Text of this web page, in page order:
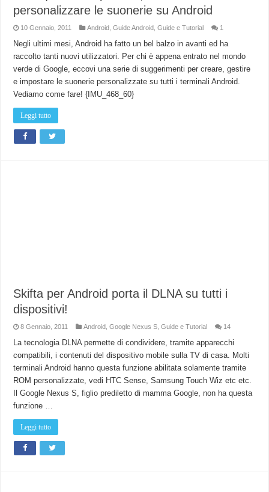
personalizzare le suonerie su Android
10 Gennaio, 2011 Android ,Guide Android ,Guide e Tutorial 1
Negli ultimi mesi, Android ha fatto un bel balzo in avanti ed ha
raccolto tanti nuovi utilizzatori. Per chi è appena entrato nel mondo
verde di Google, eccovi una serie di suggerimenti per creare, gestire
e impostare le suonerie personalizzate su tutti i terminali Android.
Vediamo come fare! {IMU_468_60}
Leggi tutto
Skifta per Android porta il DLNA su tutti i
dispositivi!
8 Gennaio, 2011 Android ,Google Nexus S ,Guide e Tutorial 14
La tecnologia DLNA permette di condividere, tramite apparecchi
compatibili, i contenuti del dispositivo mobile sulla TV di casa. Molti
terminali Android hanno questa funzione abilitata solamente tramite
ROM personalizzate, vedi HTC Sense, Samsung Touch Wiz etc etc.
Il Google Nexus S, figlio prediletto di mamma Google, non ha questa
funzione …
Leggi tutto